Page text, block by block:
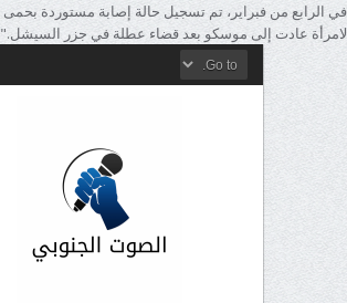
في الرابع من فبراير، تم تسجيل حالة إصابة مستوردة بحمى
لامرأة عادت إلى موسكو بعد قضاء عطلة في جزر